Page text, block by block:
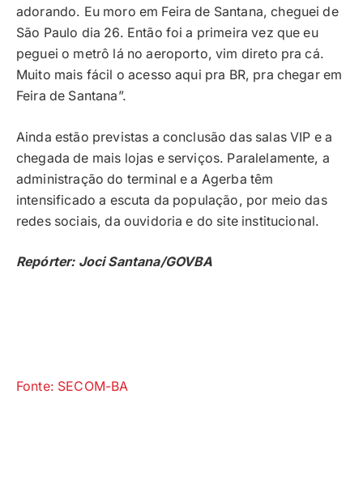
adorando. Eu moro em Feira de Santana, cheguei de
São Paulo dia 26. Então foi a primeira vez que eu
peguei o metrô lá no aeroporto, vim direto pra cá.
Muito mais fácil o acesso aqui pra BR, pra chegar em
Feira de Santana”.
Ainda estão previstas a conclusão das salas VIP e a
chegada de mais lojas e serviços. Paralelamente, a
administração do terminal e a Agerba têm
intensificado a escuta da população, por meio das
redes sociais, da ouvidoria e do site institucional.
Repórter: Joci Santana/GOVBA
Fonte: SECOM-BA